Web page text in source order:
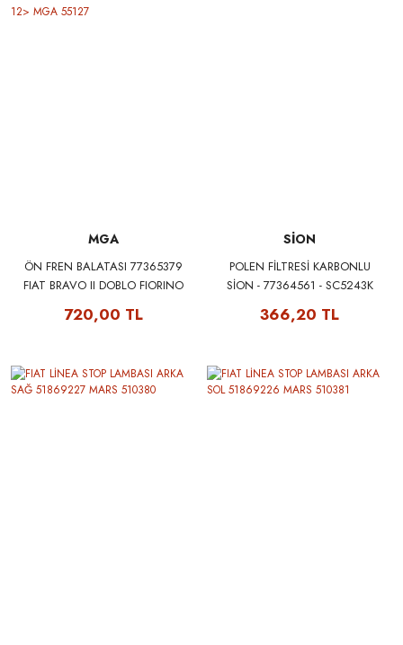
MGA
ÖN FREN BALATASI 77365379
FIAT BRAVO II DOBLO FIORINO
PUNTO STILO IDEA LINEA 08>
720,00 TL
SİON
POLEN FİLTRESİ KARBONLU
SİON - 77364561 - SC5243K
366,20 TL